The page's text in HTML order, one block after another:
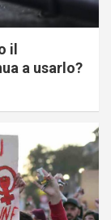
il
a usarlo?